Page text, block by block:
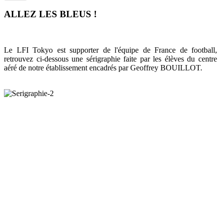
ALLEZ LES BLEUS !
Le LFI Tokyo est supporter de l'équipe de France de football,
retrouvez ci-dessous une sérigraphie faite par les élèves du centre
aéré de notre établissement encadrés par Geoffrey BOUILLOT.